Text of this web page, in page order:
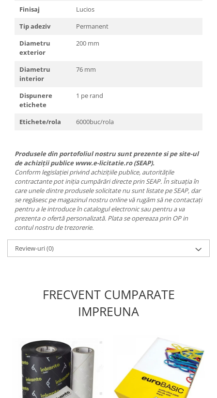
Finisaj
Lucios
Tip adeziv
Permanent
Diametru
exterior
200 mm
Diametru
interior
76 mm
Dispunere
etichete
1 pe rand
Etichete/rola 6000buc/rola
Produsele din portofoliul nostru sunt prezente si pe site-ul
de achiziții publice www.e-licitatie.ro (SEAP).
Conform legislației privind achizițiile publice, autoritățile
contractante pot iniția cumpărări directe prin SEAP. În situația în
care unele dintre produsele solicitate nu sunt listate pe SEAP, dar
se regăsesc pe magazinul nostru online vă rugăm să ne contactați
pentru a le introduce în catalogul electronic sau pentru a va
prezenta o ofertă personalizată. Plata se opereaza prin OP in
contul nostru de trezorerie.
Review-uri(0)
FRECVENT CUMPARATE
IMPREUNA